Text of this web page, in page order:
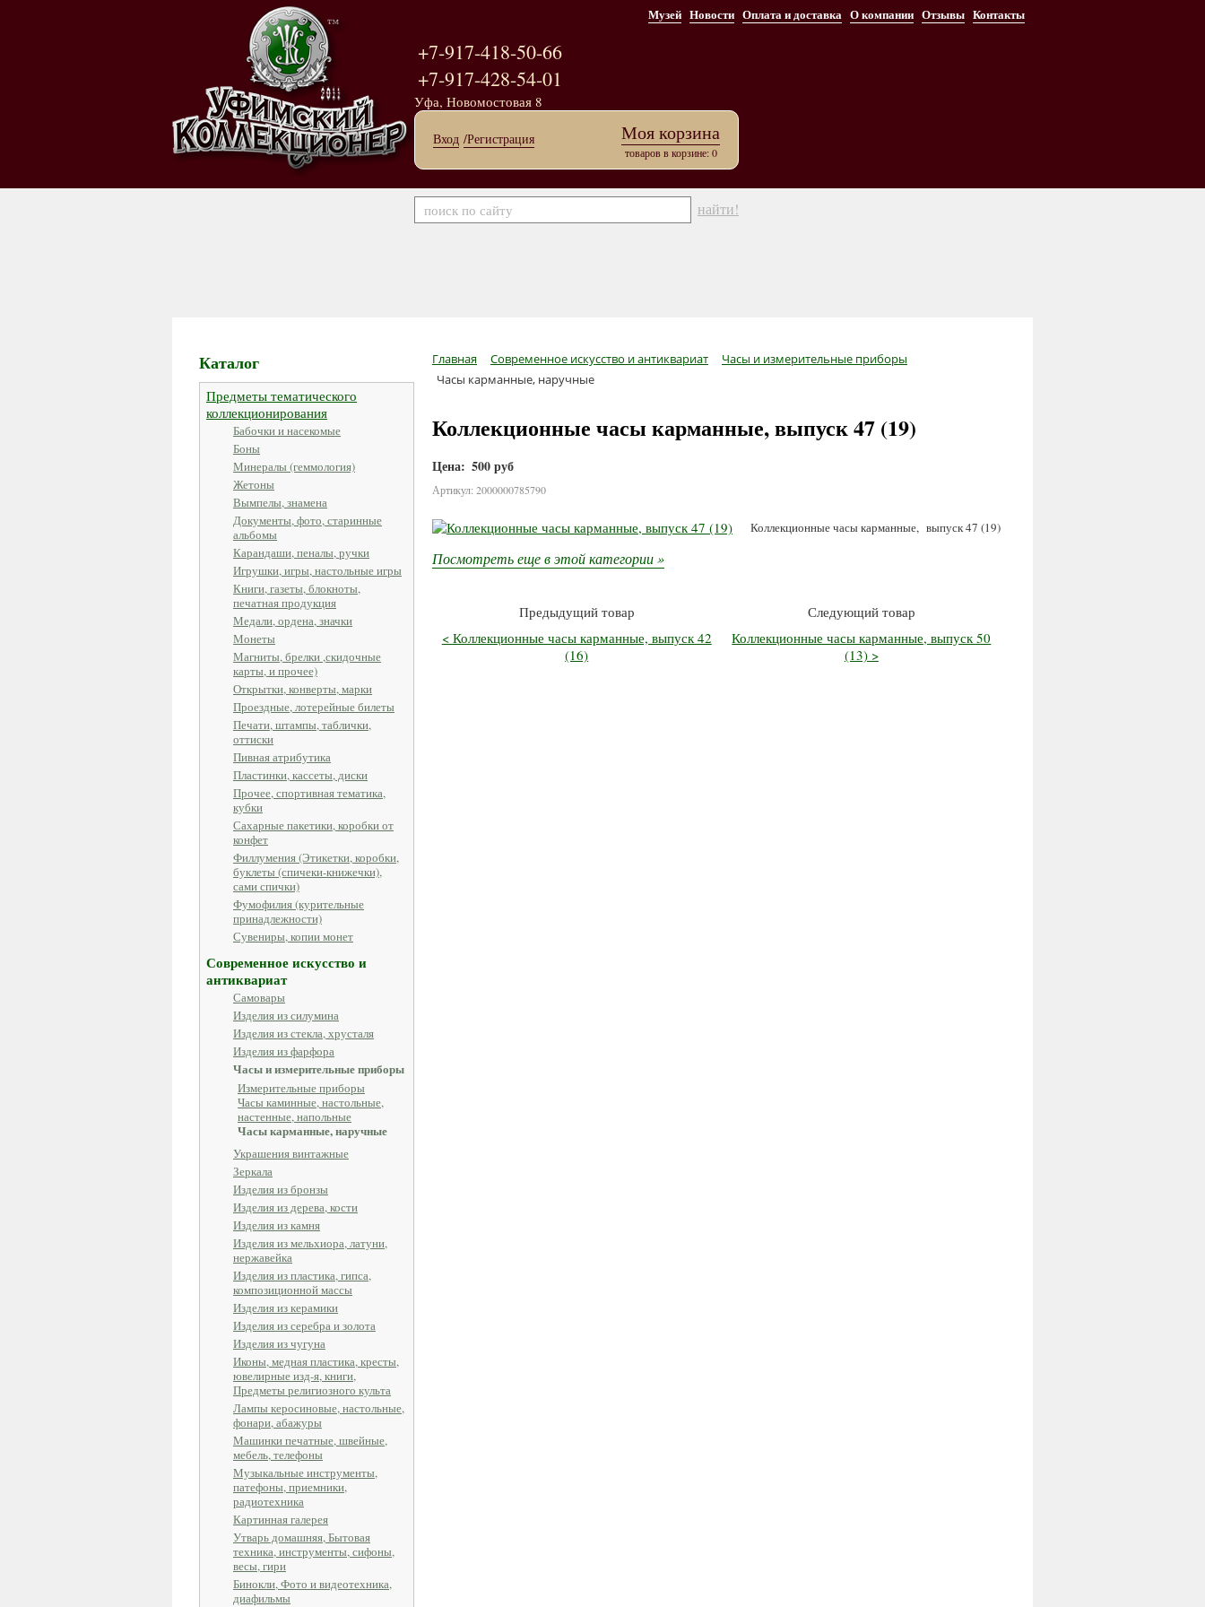
Музей Новости Оплата и доставка О компании Отзывы Контакты
+7-917-418-50-66
+7-917-428-54-01
Уфа, Новомостовая 8
Вход /Регистрация Моя корзина
товаров в корзине: 0
найти!
Каталог
Предметы тематического
коллекционирования
Бабочки и насекомые
Боны
Минералы (геммология)
Жетоны
Вымпелы, знамена
Документы, фото, старинные
альбомы
Карандаши, пеналы, ручки
Игрушки, игры, настольные игры
Книги, газеты, блокноты,
печатная продукция
Медали, ордена, значки
Монеты
Магниты, брелки ,скидочные
карты, и прочее)
Открытки, конверты, марки
Проездные, лотерейные билеты
Печати, штампы, таблички,
оттиски
Пивная атрибутика
Пластинки, кассеты, диски
Прочее, спортивная тематика,
кубки
Сахарные пакетики, коробки от
конфет
Филлумения (Этикетки, коробки,
буклеты (спичеки-книжечки),
сами спички)
Фумофилия (курительные
принадлежности)
Сувениры, копии монет
Современное искусство и
антиквариат
Самовары
Изделия из силумина
Изделия из стекла, хрусталя
Изделия из фарфора
Часы и измерительные приборы
Измерительные приборы
Часы каминные, настольные,
настенные, напольные
Часы карманные, наручные
Украшения винтажные
Зеркала
Изделия из бронзы
Изделия из дерева, кости
Изделия из камня
Изделия из мельхиора, латуни,
нержавейка
Изделия из пластика, гипса,
композиционной массы
Изделия из керамики
Изделия из серебра и золота
Изделия из чугуна
Иконы, медная пластика, кресты,
ювелирные изд-я, книги,
Предметы религиозного культа
Лампы керосиновые, настольные,
фонари, абажуры
Машинки печатные, швейные,
мебель, телефоны
Музыкальные инструменты,
патефоны, приемники,
радиотехника
Картинная галерея
Утварь домашняя, Бытовая
техника, инструменты, сифоны,
весы, гири
Бинокли, Фото и видеотехника,
диафильмы
Главная Современное искусство и антиквариат
Часы и измерительные приборы
Часы карманные, наручные
Коллекционные часы карманные, выпуск 47 (19)
Цена: 500 руб
Артикул: 2000000785790
Коллекционные часы карманные, выпуск 47 (19)
Посмотреть еще в этой категории »
Предыдущий товар
< Коллекционные часы карманные, выпуск 42
(16)
Следующий товар
Коллекционные часы карманные, выпуск 50
(13) >